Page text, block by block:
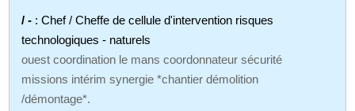
/ - : Chef / Cheffe de cellule d'intervention risques
technologiques - naturels
ouest coordination le mans coordonnateur sécurité
missions intérim synergie *chantier démolition
/démontage*.